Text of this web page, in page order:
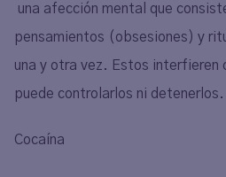
una afección mental que
pensamientos (obsesiones) y
una y otra vez. Estos interfieren
puede controlarlos ni detenerlos.
Cocaína